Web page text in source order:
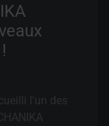
l'un des